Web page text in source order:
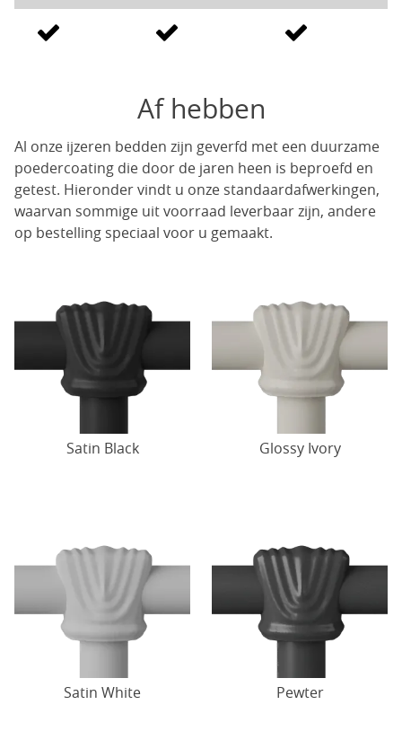
Af hebben
Al onze ijzeren bedden zijn geverfd met een duurzame
poedercoating die door de jaren heen is beproefd en
getest. Hieronder vindt u onze standaardafwerkingen,
waarvan sommige uit voorraad leverbaar zijn, andere
op bestelling speciaal voor u gemaakt.
Satin Black Glossy Ivory
Satin White Pewter